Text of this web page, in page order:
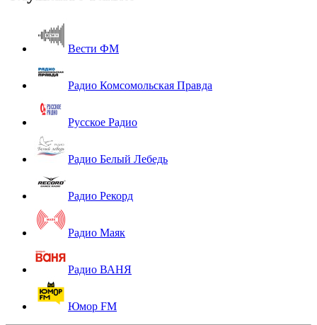
Вести ФМ
Радио Комсомольская Правда
Русское Радио
Радио Белый Лебедь
Радио Рекорд
Радио Маяк
Радио ВАНЯ
Юмор FM